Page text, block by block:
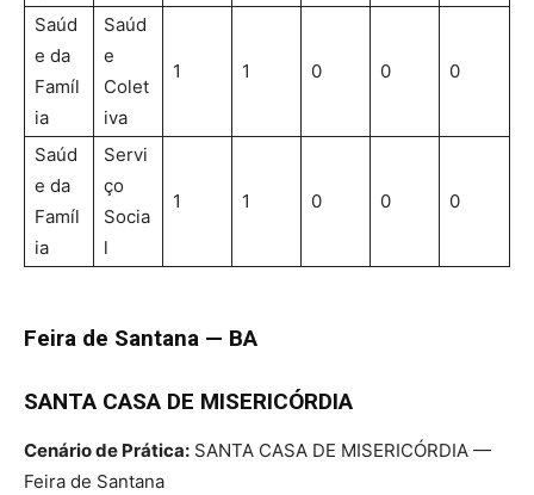
Saúd
e da
Famíl
ia
Saúd
e
Colet
iva
1 1 0 0 0
Saúd
e da
Famíl
ia
Servi
ço
Socia
l
1 1 0 0 0
Feira de Santana — BA
SANTA CASA DE MISERICÓRDIA
Cenário de Prática: SANTA CASA DE MISERICÓRDIA —
Feira de Santana